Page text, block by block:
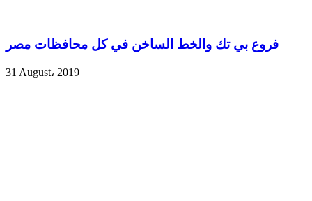
فروع بي تك والخط الساخن في كل محافظات مصر
31 August، 2019